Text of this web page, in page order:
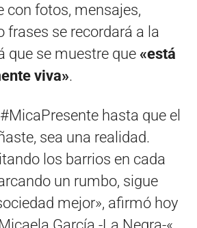
con fotos, mensajes,
frases se recordará a la
que se muestre que «está
viva».
hasta que el
sea una realidad.
los barrios en cada
un rumbo, sigue
mejor», afirmó hoy